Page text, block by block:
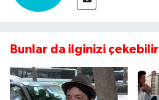
Bunlar da ilginizi çekebilir